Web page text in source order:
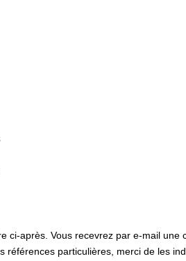
ci-après. Vous recevrez par e-mail une
références particulières, merci de les